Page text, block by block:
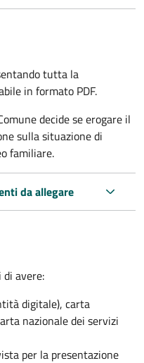
tutta la
in formato PDF.
decide se erogare il
sulla situazione di
familiare.
da allegare
di avere:
digitale), carta
nazionale dei servizi
per la presentazione